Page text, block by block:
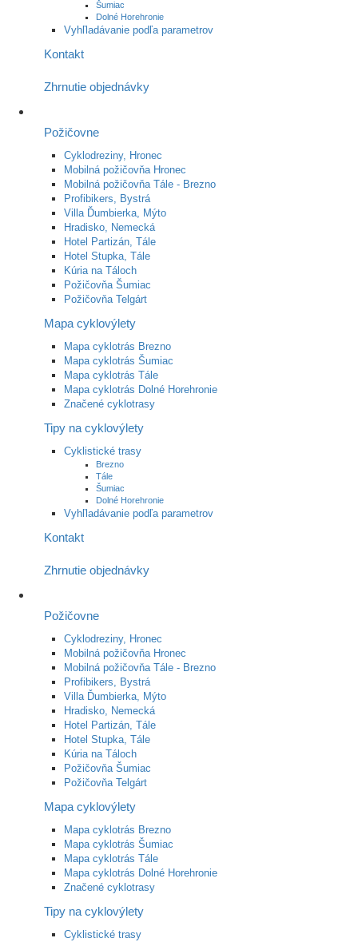
Šumiac
Dolné Horehronie
Vyhľladávanie podľa parametrov
Kontakt
Zhrnutie objednávky
Požičovne
Cyklodreziny, Hronec
Mobilná požičovňa Hronec
Mobilná požičovňa Tále - Brezno
Profibikers, Bystrá
Villa Ďumbierka, Mýto
Hradisko, Nemecká
Hotel Partizán, Tále
Hotel Stupka, Tále
Kúria na Táloch
Požičovňa Šumiac
Požičovňa Telgárt
Mapa cyklovýlety
Mapa cyklotrás Brezno
Mapa cyklotrás Šumiac
Mapa cyklotrás Tále
Mapa cyklotrás Dolné Horehronie
Značené cyklotrasy
Tipy na cyklovýlety
Cyklistické trasy
Brezno
Tále
Šumiac
Dolné Horehronie
Vyhľladávanie podľa parametrov
Kontakt
Zhrnutie objednávky
Požičovne
Cyklodreziny, Hronec
Mobilná požičovňa Hronec
Mobilná požičovňa Tále - Brezno
Profibikers, Bystrá
Villa Ďumbierka, Mýto
Hradisko, Nemecká
Hotel Partizán, Tále
Hotel Stupka, Tále
Kúria na Táloch
Požičovňa Šumiac
Požičovňa Telgárt
Mapa cyklovýlety
Mapa cyklotrás Brezno
Mapa cyklotrás Šumiac
Mapa cyklotrás Tále
Mapa cyklotrás Dolné Horehronie
Značené cyklotrasy
Tipy na cyklovýlety
Cyklistické trasy